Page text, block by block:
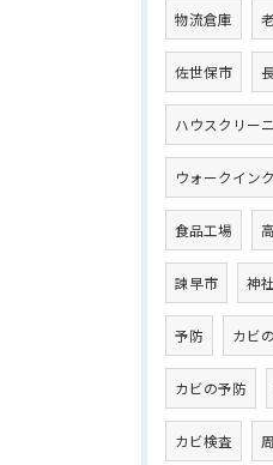
物流倉庫
佐世保市
ハウスクリー
ウォークイン
食品工場
諫早市 神社
予防 カビ
カビの予防
カビ検査